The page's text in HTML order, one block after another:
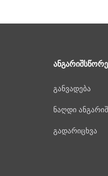
განვადება
ნაღდი
გადარიცხვა